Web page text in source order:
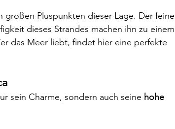
großen Pluspunkten dieser Lage. Der feine
dieses Strandes machen ihn zu einem
das Meer liebt, findet hier eine perfekte
sein Charme, sondern auch seine hohe